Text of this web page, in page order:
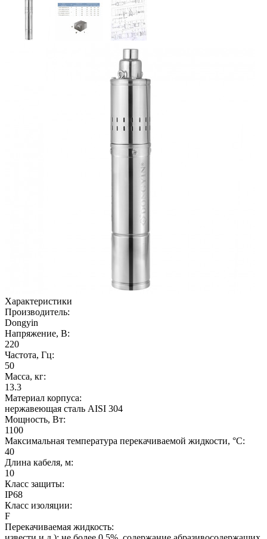
Характеристики
Производитель:
Dongyin
Напряжение, В:
220
Частота, Гц:
50
Масса, кг:
13.3
Материал корпуса:
нержавеющая сталь AISI 304
Мощность, Вт:
1100
Максимальная температура перекачиваемой жидкости, °C:
40
Длина кабеля, м:
10
Класс защиты:
IP68
Класс изоляции:
F
Перекачиваемая жидкость: